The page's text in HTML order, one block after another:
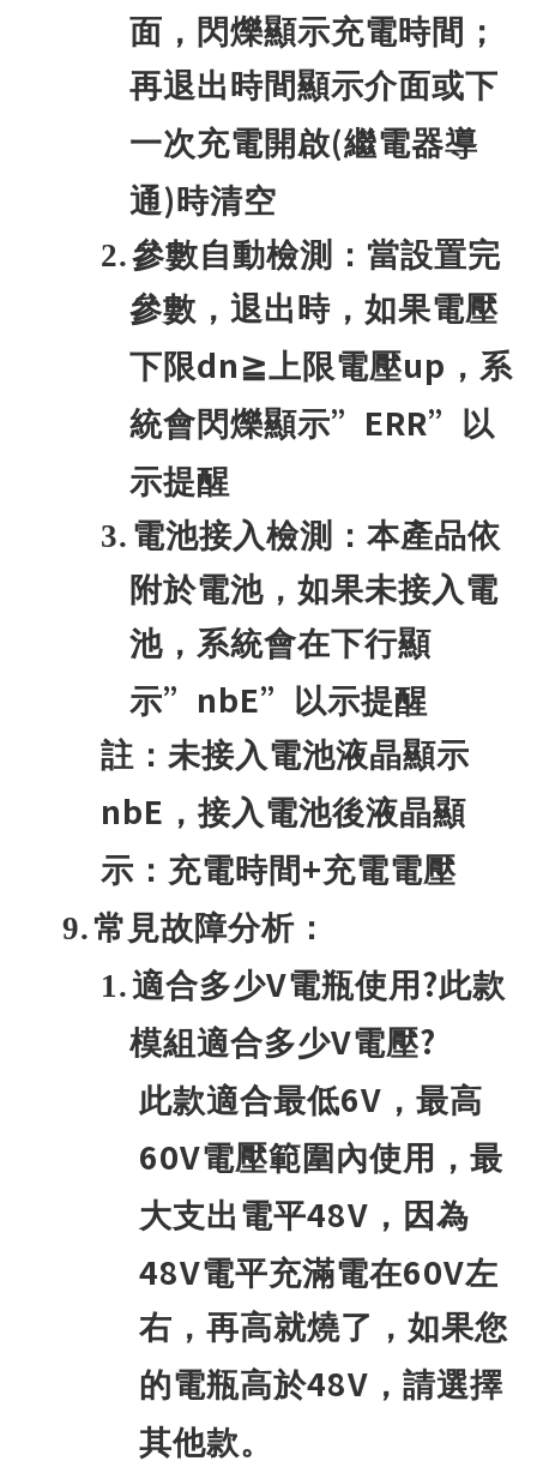
面，閃爍顯示充電時間；
再退出時間顯示介面或下
一次充電開啟(繼電器導
通)時清空
2.參數自動檢測：當設置完
參數，退出時，如果電壓
下限dn≧上限電壓up ，系
統會閃爍顯示”ERR”
以
示提醒
3. 電池接入檢測：本產品依
附於電池，如果未接入電
池，系統會在下行顯
示”nbE”
以示提醒
註：未接入電池液晶顯示
nbE ，接入電池後液晶顯
示：充電時間 +充電電壓
9. 常見故障分析：
1.適合多少V電瓶使用 ?此款
模組適合多少V電壓?
此款適合最低6V ，最高
60V電壓範圍內使用，最
大支出電平48V ，因為
48V電平充滿電在60V左
右，再高就燒了，如果您
的電瓶高於48V ，請選擇
其他款。